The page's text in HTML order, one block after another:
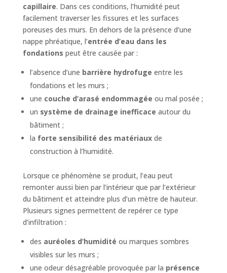
capillaire. Dans ces conditions, l’humidité peut
facilement traverser les fissures et les surfaces
poreuses des murs. En dehors de la présence d’une
nappe phréatique, l’entrée d’eau dans les
fondations peut être causée par :
l’absence d’une barrière hydrofuge entre les
fondations et les murs ;
une couche d’arasé endommagée ou mal posée ;
un système de drainage inefficace autour du
bâtiment ;
la forte sensibilité des matériauxde
construction à l’humidité.
Lorsque ce phénomène se produit, l’eau peut
remonter aussi bien par l’intérieur que par l’extérieur
du bâtiment et atteindre plus d’un mètre de hauteur.
Plusieurs signes permettent de repérer ce type
d’infiltration :
des auréoles d’humidité ou marques sombres
visibles sur les murs ;
une odeur désagréable provoquée par la présence